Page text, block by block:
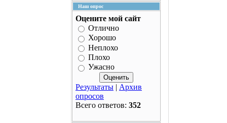
Наш опрос
Оцените мой сайт
Отлично
Хорошо
Неплохо
Плохо
Ужасно
Результаты | Архив
опросов
Всего ответов: 352